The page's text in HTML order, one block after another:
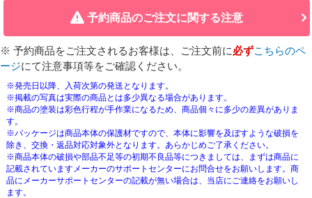
予約商品のご注文に関する注意
※ 予約商品をご注文されるお客様は、ご注文前に必ずこちらのペ
ージにて注意事項等をご確認ください。
※発売日以降、入荷次第の発送となります。
※掲載の写真は実際の商品とは多少異なる場合があります。
※商品の塗装は彩色行程が手作業になるため、商品個々に多少の差異がありま
す。
※パッケージは商品本体の保護材ですので、本体に影響を及ぼすような破損を
除き、交換・返品対応対象外となります。あらかじめご了承ください。
※商品本体の破損や部品不足等の初期不良品等につきましては、まずは商品に
記載されていますメーカーのサポートセンターにお問合せをお願いします。商
品にメーカーサポートセンターの記載が無い場合は、当店にご連絡をお願いし
ます。